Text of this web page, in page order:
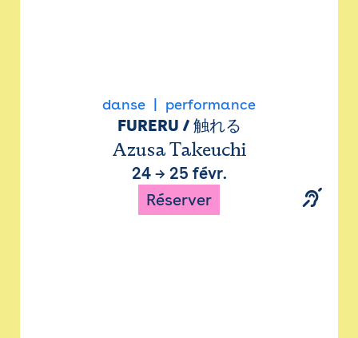
danse performance
FURERU / 触れる
Azusa Takeuchi
24→ 25 févr.
Réserver